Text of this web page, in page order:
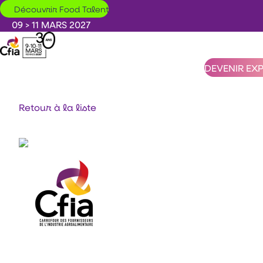
Aller au contenu principal
Découvrir Food Talent
09 > 11 MARS 2027
DEVENIR
Retour à la liste